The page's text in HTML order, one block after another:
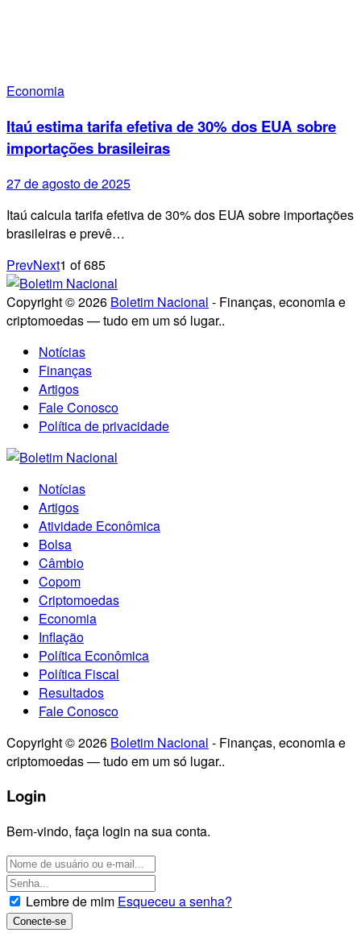
Economia
Itaú estima tarifa efetiva de 30% dos EUA sobre
importações brasileiras
27 de agosto de 2025
Itaú calcula tarifa efetiva de 30% dos EUA sobre importações
brasileiras e prevê…
PrevNext1 of685
Copyright © 2026 Boletim Nacional - Finanças, economia e
criptomoedas — tudo em um só lugar..
Notícias
Finanças
Artigos
Fale Conosco
Política de privacidade
Notícias
Artigos
Atividade Econômica
Bolsa
Câmbio
Copom
Criptomoedas
Economia
Inflação
Política Econômica
Política Fiscal
Resultados
Fale Conosco
Copyright © 2026 Boletim Nacional - Finanças, economia e
criptomoedas — tudo em um só lugar..
Login
Bem-vindo, faça login na sua conta.
Lembre de mim Esqueceu a senha?